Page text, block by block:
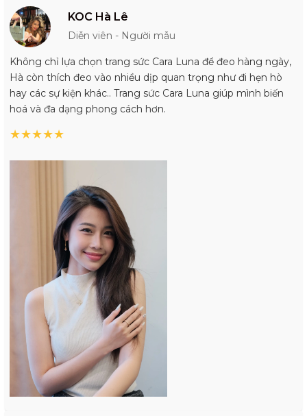
KOC Hà Lê
Diễn viên - Người mẫu
Không chỉ lựa chọn trang sức Cara Luna để đeo hàng ngày,
Hà còn thích đeo vào nhiều dịp quan trọng như đi hẹn hò
hay các sự kiện khác.. Trang sức Cara Luna giúp mình biến
hoá và đa dạng phong cách hơn.
★★★★★